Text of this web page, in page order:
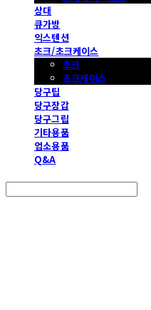
상대
큐가방
익스텐션
초크/초크케이스
초크
초크케이스
당구팁
당구장갑
당구그립
기타용품
업소용품
Q&A